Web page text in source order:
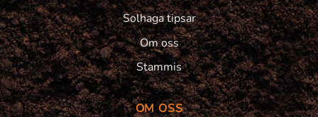
Solhaga tipsar
Om oss
Stammis
OM OSS